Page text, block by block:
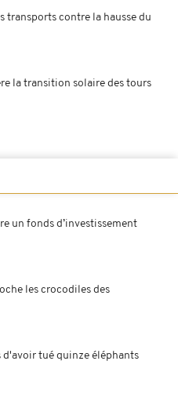
transports contre la hausse du
la transition solaire des tours
un fonds d’investissement
les crocodiles des
d'avoir tué quinze éléphants